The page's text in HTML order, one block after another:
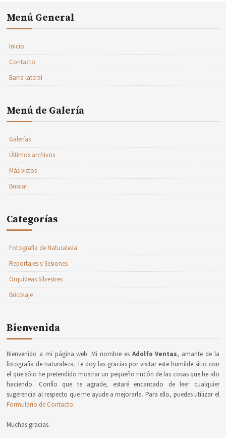
Menú General
Inicio
Contacto
Barra lateral
Menú de Galería
Galerías
Últimos archivos
Más vistos
Buscar
Categorías
Fotografía de Naturaleza
Reportajes y Sesiones
Orquídeas Silvestres
Bricolaje
Bienvenida
Bienvenido a mi página web. Mi nombre es Adolfo Ventas, amante de la
fotografía de naturaleza. Te doy las gracias por visitar este humilde sitio con
el que sólo he pretendido mostrar un pequeño rincón de las cosas que he ido
haciendo. Confío que te agrade, estaré encantado de leer cualquier
sugerencia al respecto que me ayude a mejorarla. Para ello, puedes utilizar el
Formulario de Contacto.
Muchas gracias.